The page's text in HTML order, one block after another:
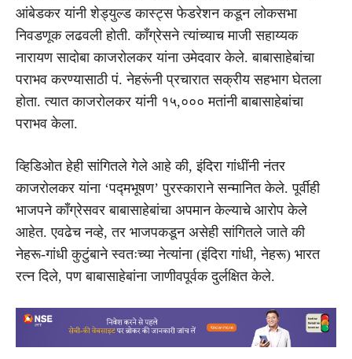
आंबेडकर यांनी शेड्युल्ड कास्ट्स फेडरेशन कडून लोकसभा
निवडणूक लढवली होती. काँग्रेसने त्यांच्याच माजी सहाय्यक
नारायण सादोबा काजरोलकर यांना उमेदवार केले. बाबासाहेबांचा
पराभव करण्यासाठी पं. नेहरूंनी प्रचारात सक्रीय सहभाग घेतला
होता. त्यात काजरोलकर यांनी १५,००० मतांनी बाबासाहेबांचा
पराभव केला.
व्हिडिओत हेही सांगितले गेले आहे की, इंदिरा गांधींनी नंतर
काजरोलकर यांना ‘पद्मभूषण’ पुरस्काराने सन्मानित केले. पूर्वीही
भाजपने काँग्रेसवर बाबासाहेबांचा अपमान केल्याचे आरोप केले
आहेत. एवढेच नव्हे, तर भाजपकडून असेही सांगितले जाते की
नेहरू-गांधी कुटुंबाने स्वतःच्या नेत्यांना (इंदिरा गांधी, नेहरू) भारत
रत्न दिले, पण बाबासाहेबांना जाणीवपूर्वक दुर्लक्षित केले.